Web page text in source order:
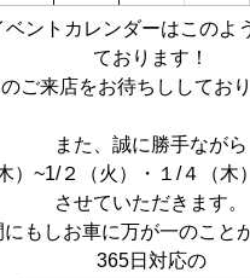
ベントカレンダーはこのよ
ております！
また、誠に勝手ながら
）~1/２（火）・１/４（木
させていただきます。
にもしお車に万が一のこと
365日対応の